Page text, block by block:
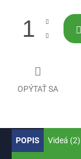
OPÝTAŤ SA
POPIS Videá (2)